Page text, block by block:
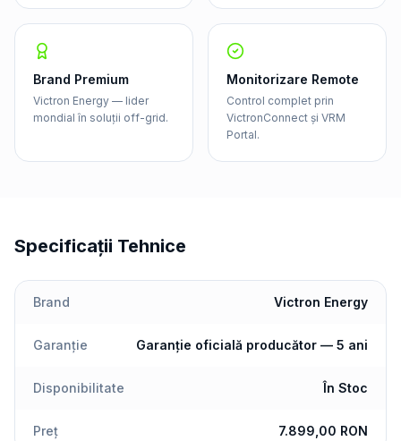
Brand Premium
Victron Energy — lider
mondial în soluții off-grid.
Monitorizare Remote
Control complet prin
VictronConnect și VRM
Portal.
Specificații Tehnice
Brand Victron Energy
Garanție Garanție oficială producător — 5 ani
Disponibilitate În Stoc
Preț 7.899,00 RON